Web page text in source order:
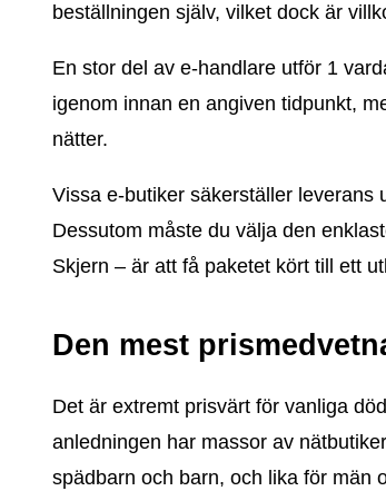
beställningen själv, vilket dock är
En stor del av e-handlare utför 1
igenom innan en angiven tidpunkt,
nätter.
Vissa e-butiker säkerställer leverans
Dessutom måste du välja den
Skjern – är att få paketet kört till ett
Den mest
Det är extremt prisvärt för vanliga
anledningen har massor av
spädbarn och barn, och lika för män